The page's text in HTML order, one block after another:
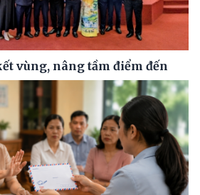
vùng, nâng tầm điểm đến